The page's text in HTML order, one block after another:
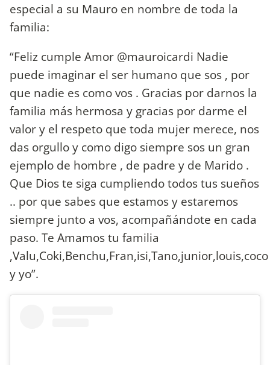
especial a su Mauro en nombre de toda la
familia:
“Feliz cumple Amor @mauroicardi Nadie
puede imaginar el ser humano que sos , por
que nadie es como vos . Gracias por darnos la
familia más hermosa y gracias por darme el
valor y el respeto que toda mujer merece, nos
das orgullo y como digo siempre sos un gran
ejemplo de hombre , de padre y de Marido .
Que Dios te siga cumpliendo todos tus sueños
.. por que sabes que estamos y estaremos
siempre junto a vos, acompañándote en cada
paso. Te Amamos tu familia
,Valu,Coki,Benchu,Fran,isi,Tano,junior,louis,coco
y yo”.